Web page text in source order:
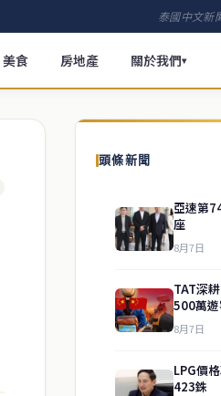
泰國中文新
美食 房地產 關於我們▾
頭條新聞
亞速第
座
8月7日
TAT深
500萬
8月7日
LPG價
423銖